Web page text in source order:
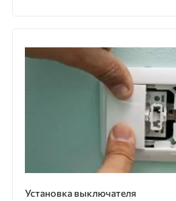
Установка выключателя